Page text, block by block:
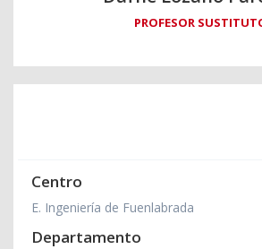
PROFESOR
Centro
E. Ingeniería de Fuenlabrada
Departamento